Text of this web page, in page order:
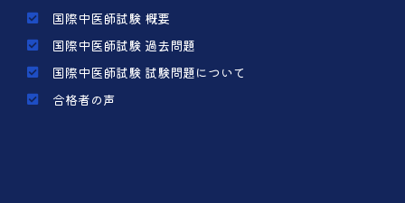
国際中医師試験 概要
国際中医師試験 過去問題
国際中医師試験 試験問題について
合格者の声